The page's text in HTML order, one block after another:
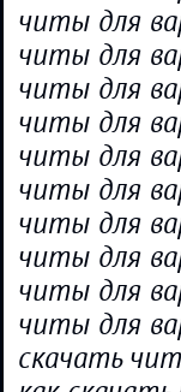
читы для
читы для
читы для
читы для
читы для
читы для
читы для
читы для
читы для
читы для
скачать